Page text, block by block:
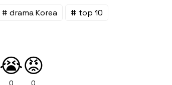
# drama Korea # top 10
😭😡